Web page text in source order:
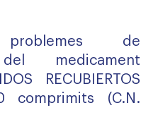
de
medicament
RECUBIERTOS
comprimits (C.N.